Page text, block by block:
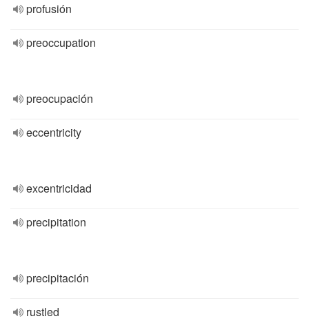
profusión
preoccupation
preocupación
eccentricity
excentricidad
precipitation
precipitación
rustled